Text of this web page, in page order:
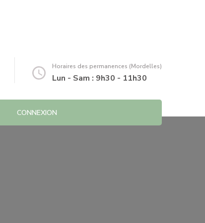
Horaires des permanences (Mordelles)
Lun - Sam : 9h30 - 11h30
CONNEXION